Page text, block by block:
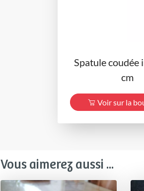
Spatule coudée
cm
Voir sur la
Vous aimerez aussi ...